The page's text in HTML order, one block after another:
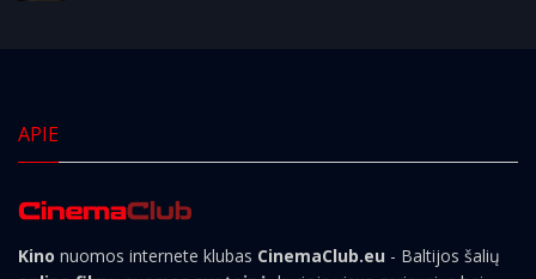
APIE
Kino nuomos internete klubas CinemaClub.eu - Baltijos šalių